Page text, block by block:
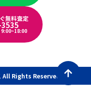
無料査定
9:00~18:00
Rights Reserved.